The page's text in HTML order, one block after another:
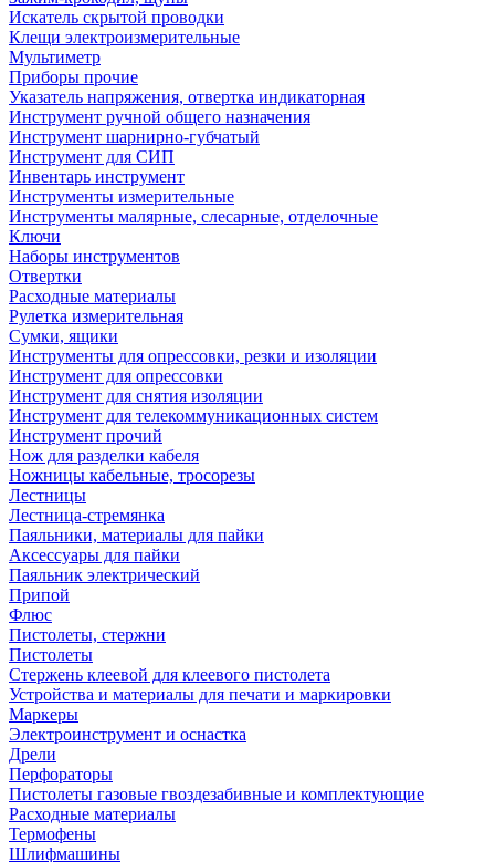
Искатель скрытой проводки
Клещи электроизмерительные
Мультиметр
Приборы прочие
Указатель напряжения, отвертка индикаторная
Инструмент ручной общего назначения
Инструмент шарнирно-губчатый
Инструмент для СИП
Инвентарь инструмент
Инструменты измерительные
Инструменты малярные, слесарные, отделочные
Ключи
Наборы инструментов
Отвертки
Расходные материалы
Рулетка измерительная
Сумки, ящики
Инструменты для опрессовки, резки и изоляции
Инструмент для опрессовки
Инструмент для снятия изоляции
Инструмент для телекоммуникационных систем
Инструмент прочий
Нож для разделки кабеля
Ножницы кабельные, тросорезы
Лестницы
Лестница-стремянка
Паяльники, материалы для пайки
Аксессуары для пайки
Паяльник электрический
Припой
Флюс
Пистолеты, стержни
Пистолеты
Стержень клеевой для клеевого пистолета
Устройства и материалы для печати и маркировки
Маркеры
Электроинструмент и оснастка
Дрели
Перфораторы
Пистолеты газовые гвоздезабивные и комплектующие
Расходные материалы
Термофены
Шлифмашины